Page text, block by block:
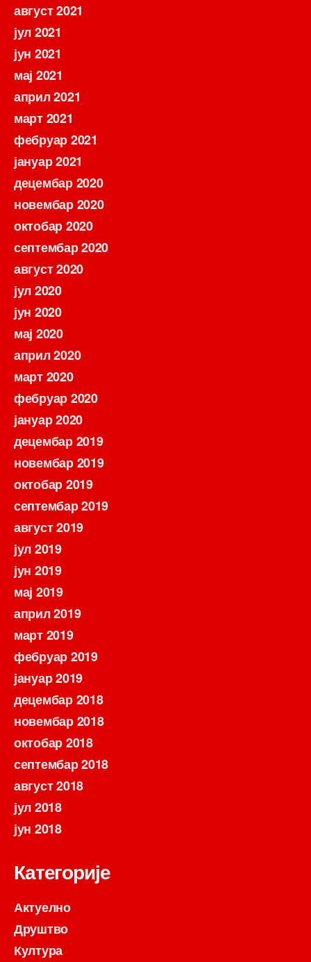
август 2021
јул 2021
јун 2021
мај 2021
април 2021
март 2021
фебруар 2021
јануар 2021
децембар 2020
новембар 2020
октобар 2020
септембар 2020
август 2020
јул 2020
јун 2020
мај 2020
април 2020
март 2020
фебруар 2020
јануар 2020
децембар 2019
новембар 2019
октобар 2019
септембар 2019
август 2019
јул 2019
јун 2019
мај 2019
април 2019
март 2019
фебруар 2019
јануар 2019
децембар 2018
новембар 2018
октобар 2018
септембар 2018
август 2018
јул 2018
јун 2018
Категорије
Актуелно
Друштво
Култура